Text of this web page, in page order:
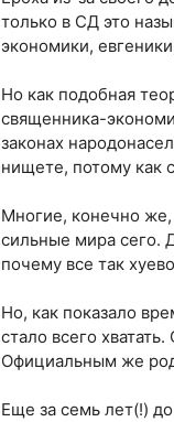
только в СД это
экономики,
Но как подобная
священника-
законах
нищете, потому как
Многие, конечно же,
сильные мира сего.
почему все так
Но, как показало
стало всего
Официальным же
Еще за семь лет(!)